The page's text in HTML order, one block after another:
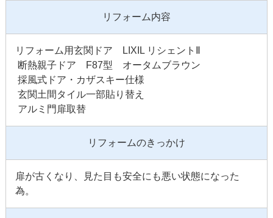
リフォーム内容
リフォーム用玄関ドア LIXIL リシェントⅡ
断熱親子ドア F87型 オータムブラウン
採風式ドア・カザスキー仕様
玄関土間タイル一部貼り替え
アルミ門扉取替
リフォームのきっかけ
扉が古くなり、見た目も安全にも悪い状態になった
為。